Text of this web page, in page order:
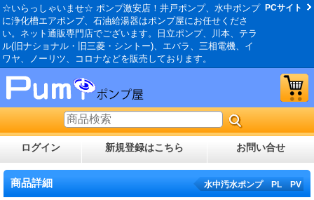
☆いらっしゃいませ☆ ポンプ激安店！井戸ポンプ、水中ポンプ
に浄化槽エアポンプ、石油給湯器はポンプ屋にお任せくださ
い。ネット通販専門店でございます。日立ポンプ、川本、テラ
ル(旧ナショナル・旧三菱・シントー)、エバラ、三相電機、イ
ワヤ、ノーリツ、コロナなどを販売しております。
PCサイト
ログイン 新規登録はこちら お問い合せ
商品詳細 水中汚水ポンプ PL PV